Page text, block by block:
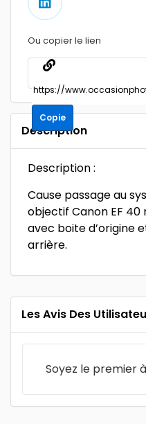
Ou copier le lien
Copie
Description
Description :
Cause passage au
objectif Canon EF
avec boite d’origine
arrière.
Les Avis Des
Soyez le premier à